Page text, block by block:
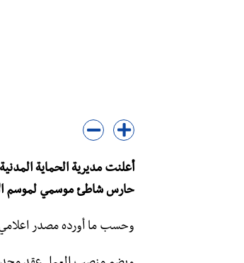
حارس شاطئ موسمي لموسم الاصطياف لسنة
وحسب ما أورده مصدر اعلامي مؤكد اليوم فقد